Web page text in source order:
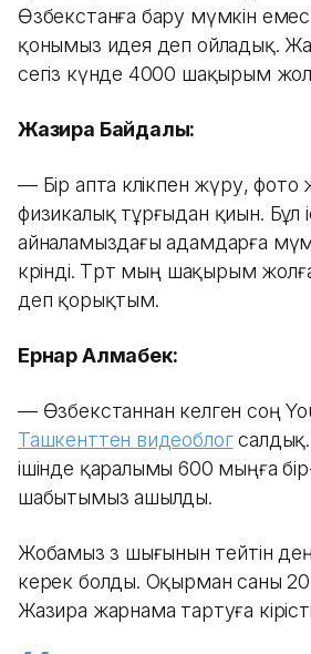
Өзбекстанға бару мүмкін
қонымыз идея деп ойладық.
сегіз күнде 4000 шақырым
Жазира Байдалы:
— Бір апта көлікпен жүру, фото
физикалық тұрғыдан қиын. Бұл
айналамыздағы адамдарға
көрінді. Төрт мың шақырым
деп қорықтым.
Ернар Алмабек:
— Өзбекстаннан келген соң
Ташкенттен видеоблогсалдық.
ішінде қаралымы 600 мыңға бір-
шабытымыз ашылды.
Жобамыз өз шығынын өтейтін
керек болды. Оқырман саны
Жазира жарнама тартуға